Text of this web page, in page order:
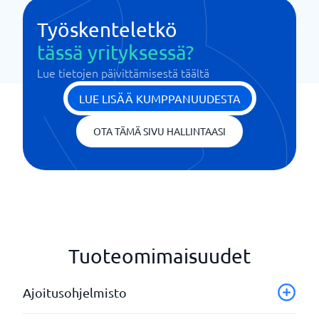
Työskenteletkö
tässä yrityksessä?
Lue tietojen päivittämisestä täältä
LUE LISÄÄ KUMPPANUUDESTA
OTA TÄMÄ SIVU HALLINTAASI
Tuoteomimaisuudet
Ajoitusohjelmisto